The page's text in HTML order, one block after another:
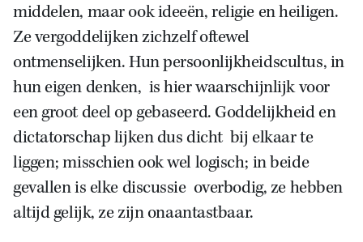
middelen, maar ook ideeën, religie en heiligen.
Ze vergoddelijken zichzelf oftewel
ontmenselijken. Hun persoonlijkheidscultus, in
hun eigen denken, is hier waarschijnlijk voor
een groot deel op gebaseerd. Goddelijkheid en
dictatorschap lijken dus dicht bij elkaar te
liggen; misschien ook wel logisch; in beide
gevallen is elke discussie overbodig, ze hebben
altijd gelijk, ze zijn onaantastbaar.